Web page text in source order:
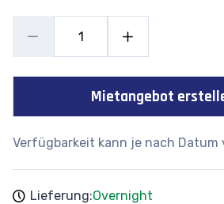
Mietangebot
Verfügbarkeit kann je nach Datum
Lieferung:Overnight